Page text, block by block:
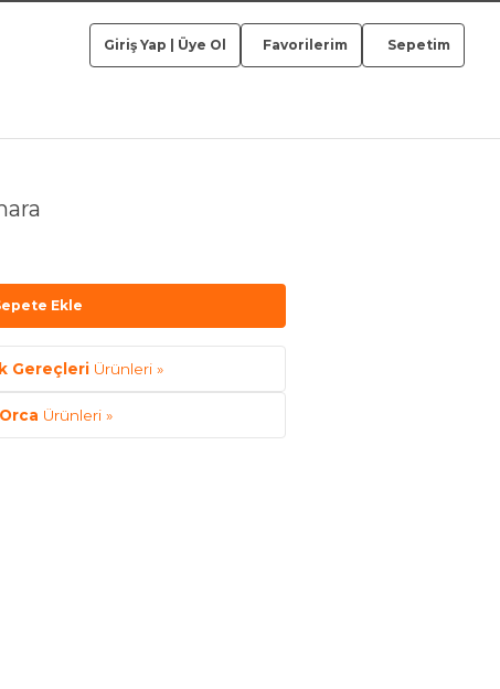
Giriş Yap Üye Ol Favorilerim Sepetim
Ekle
GereçleriÜrünleri »
Orca Ürünleri »